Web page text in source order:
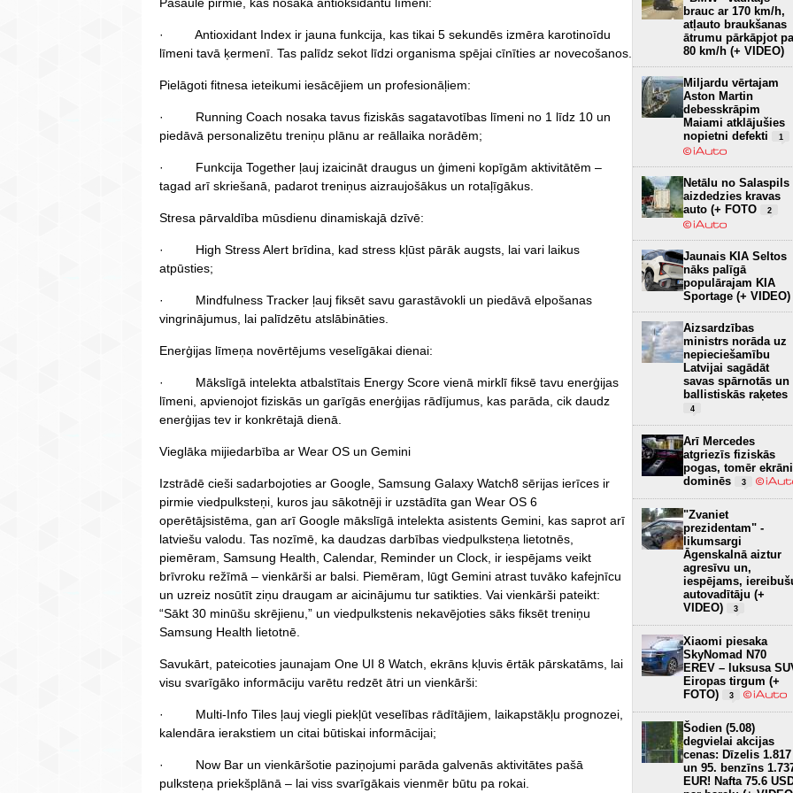
· Antioxidant Index ir jauna funkcija, kas tikai 5 sekundēs izmēra karotinoīdu
līmeni tavā ķermenī. Tas palīdz sekot līdzi organisma spējai cīnīties ar novecošanos.
Pielāgoti fitnesa ieteikumi iesācējiem un profesionāļiem:
· Running Coach nosaka tavus fiziskās sagatavotības līmeni no 1 līdz 10 un
piedāvā personalizētu treniņu plānu ar reāllaika norādēm;
· Funkcija Together ļauj izaicināt draugus un ģimeni kopīgām aktivitātēm –
tagad arī skriešanā, padarot treniņus aizraujošākus un rotaļīgākus.
Stresa pārvaldība mūsdienu dinamiskajā dzīvē:
· High Stress Alert brīdina, kad stress kļūst pārāk augsts, lai vari laikus
atpūsties;
· Mindfulness Tracker ļauj fiksēt savu garastāvokli un piedāvā elpošanas
vingrinājumus, lai palīdzētu atslābināties.
Enerģijas līmeņa novērtējums veselīgākai dienai:
· Mākslīgā intelekta atbalstītais Energy Score vienā mirklī fiksē tavu enerģijas
līmeni, apvienojot fiziskās un garīgās enerģijas rādījumus, kas parāda, cik daudz
enerģijas tev ir konkrētajā dienā.
Vieglāka mijiedarbība ar Wear OS un Gemini
Izstrādē cieši sadarbojoties ar Google, Samsung Galaxy Watch8 sērijas ierīces ir
pirmie viedpulksteņi, kuros jau sākotnēji ir uzstādīta gan Wear OS 6
operētājsistēma, gan arī Google mākslīgā intelekta asistents Gemini, kas saprot arī
latviešu valodu. Tas nozīmē, ka daudzas darbības viedpulksteņa lietotnēs,
piemēram, Samsung Health, Calendar, Reminder un Clock, ir iespējams veikt
brīvroku režīmā – vienkārši ar balsi. Piemēram, lūgt Gemini atrast tuvāko kafejnīcu
un uzreiz nosūtīt ziņu draugam ar aicinājumu tur satikties. Vai vienkārši pateikt:
“Sākt 30 minūšu skrējienu,” un viedpulkstenis nekavējoties sāks fiksēt treniņu
Samsung Health lietotnē.
Savukārt, pateicoties jaunajam One UI 8 Watch, ekrāns kļuvis ērtāk pārskatāms, lai
visu svarīgāko informāciju varētu redzēt ātri un vienkārši:
· Multi-Info Tiles ļauj viegli piekļūt veselības rādītājiem, laikapstākļu prognozei,
kalendāra ierakstiem un citai būtiskai informācijai;
· Now Bar un vienkāršotie paziņojumi parāda galvenās aktivitātes pašā
pulksteņa priekšplānā – lai viss svarīgākais vienmēr būtu pa rokai.
brauc ar 170 km/h,
atļauto braukšanas
ātrumu pārkāpjot
80 km/h (+ VIDEO)
Miljardu vērtajam
Aston Martin
debesskrāpim
Maiami atklājušies
nopietni defekti
1
Netālu no Salaspils
aizdedzies kravas
auto (+ FOTO
2
Jaunais KIA Seltos
nāks palīgā
populārajam KIA
Sportage (+ VIDEO)
Aizsardzības
ministrs norāda uz
nepieciešamību
Latvijai sagādāt
savas spārnotās un
ballistiskās raķetes
4
Arī Mercedes
atgriezīs fiziskās
pogas, tomēr ekrāni
dominēs
3
"Zvaniet
prezidentam" -
likumsargi
Āgenskalnā aiztur
agresīvu un,
iespējams,
autovadītāju (+
VIDEO)
3
Xiaomi piesaka
SkyNomad N70
EREV – luksusa
Eiropas tirgum (+
FOTO)
3
Šodien (5.08)
degvielai akcijas
cenas: Dīzelis 1.817
un 95. benzīns
EUR! Nafta 75.6